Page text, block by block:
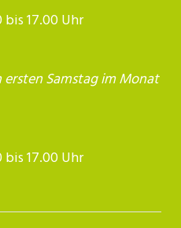
bis 17.00 Uhr
ersten Samstag im Monat
bis 17.00 Uhr​​​​​​